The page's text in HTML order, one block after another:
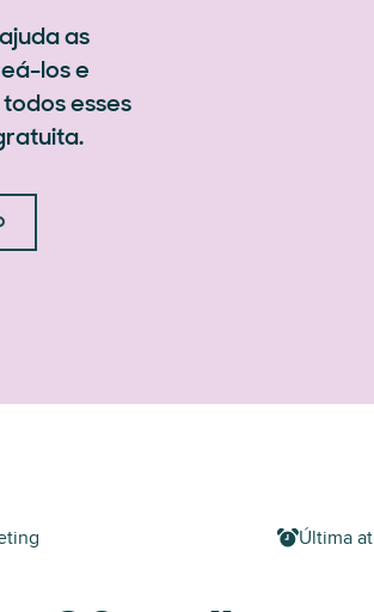
as
los e
esses
Última